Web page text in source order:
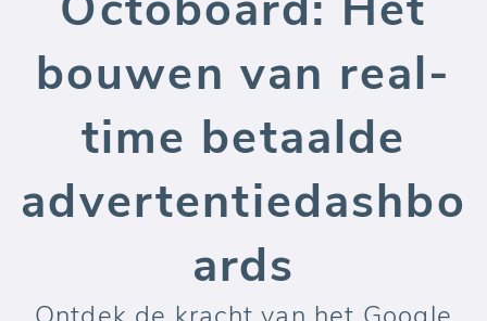
bouwen van real-
time betaalde
advertentiedashbo
ards